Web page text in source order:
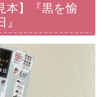
本】『黒を愉